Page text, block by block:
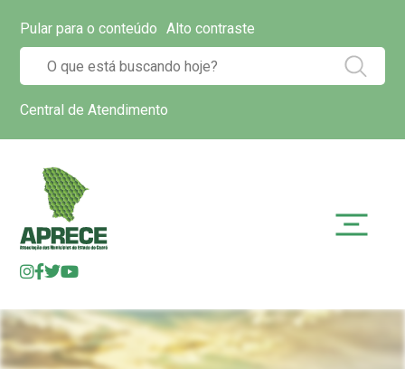
Pular para o conteúdo Alto contraste
Central de Atendimento